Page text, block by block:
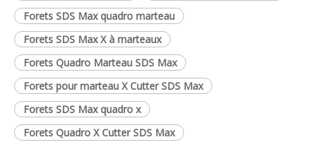
Forets SDS Max quadro marteau
Forets SDS Max X à marteaux
Forets Quadro Marteau SDS Max
Forets pour marteau X Cutter SDS Max
Forets SDS Max quadro x
Forets Quadro X Cutter SDS Max